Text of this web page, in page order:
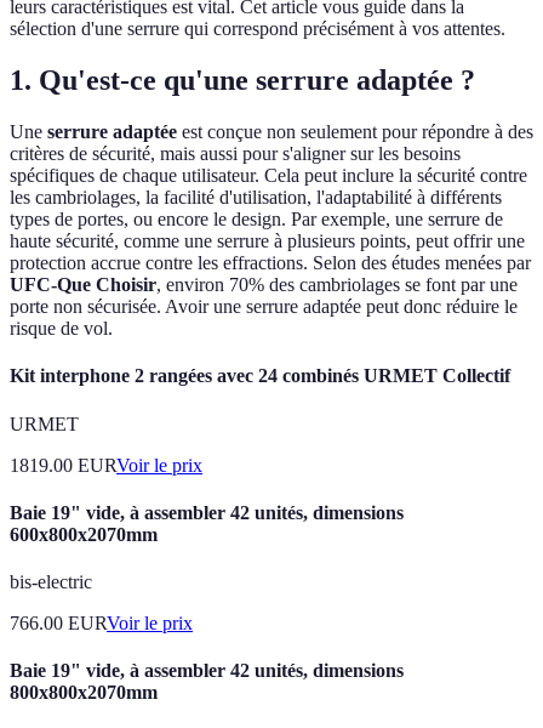
leurs caractéristiques est vital. Cet article vous guide dans la
sélection d'une serrure qui correspond précisément à vos attentes.
1. Qu'est-ce qu'une serrure adaptée ?
Une serrure adaptée est conçue non seulement pour répondre à des
critères de sécurité, mais aussi pour s'aligner sur les besoins
spécifiques de chaque utilisateur. Cela peut inclure la sécurité contre
les cambriolages, la facilité d'utilisation, l'adaptabilité à différents
types de portes, ou encore le design. Par exemple, une serrure de
haute sécurité, comme une serrure à plusieurs points, peut offrir une
protection accrue contre les effractions. Selon des études menées par
UFC-Que Choisir, environ 70% des cambriolages se font par une
porte non sécurisée. Avoir une serrure adaptée peut donc réduire le
risque de vol.
Kit interphone 2 rangées avec 24 combinés URMET Collectif
URMET
1819.00 EURVoir le prix
Baie 19" vide, à assembler 42 unités, dimensions
600x800x2070mm
bis-electric
766.00 EURVoir le prix
Baie 19" vide, à assembler 42 unités, dimensions
800x800x2070mm